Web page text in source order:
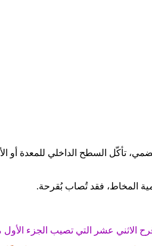
تأكّل السطح الداخلي للمعدة أو
المخاط، فقد تُصاب بُقرحة.